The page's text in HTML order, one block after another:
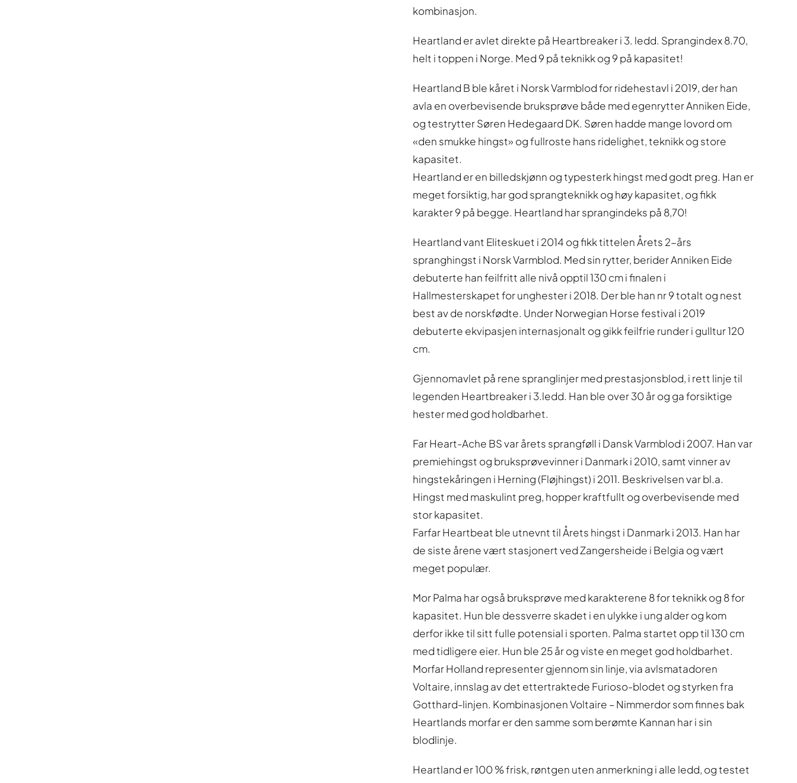
kombinasjon.
Heartland er avlet direkte på Heartbreaker i 3. ledd. Sprangindex 8.70,
helt i toppen i Norge. Med 9 på teknikk og 9 på kapasitet!
Heartland B ble kåret i Norsk Varmblod for ridehestavl i 2019, der han
avla en overbevisende bruksprøve både med egenrytter Anniken Eide,
og testrytter Søren Hedegaard DK. Søren hadde mange lovord om
«den smukke hingst» og fullroste hans ridelighet, teknikk og store
kapasitet.
Heartland er en billedskjønn og typesterk hingst med godt preg. Han er
meget forsiktig, har god sprangteknikk og høy kapasitet, og fikk
karakter 9 på begge. Heartland har sprangindeks på 8,70!
Heartland vant Eliteskuet i 2014 og fikk tittelen Årets 2-års
spranghingst i Norsk Varmblod. Med sin rytter, berider Anniken Eide
debuterte han feilfritt alle nivå opptil 130 cm i finalen i
Hallmesterskapet for unghester i 2018. Der ble han nr 9 totalt og nest
best av de norskfødte. Under Norwegian Horse festival i 2019
debuterte ekvipasjen internasjonalt og gikk feilfrie runder i gulltur 120
cm.
Gjennomavlet på rene spranglinjer med prestasjonsblod, i rett linje til
legenden Heartbreaker i 3.ledd. Han ble over 30 år og ga forsiktige
hester med god holdbarhet.
Far Heart-Ache BS var årets sprangføll i Dansk Varmblod i 2007. Han var
premiehingst og bruksprøvevinner i Danmark i 2010, samt vinner av
hingstekåringen i Herning (Fløjhingst) i 2011. Beskrivelsen var bl.a.
Hingst med maskulint preg, hopper kraftfullt og overbevisende med
stor kapasitet.
Farfar Heartbeat ble utnevnt til Årets hingst i Danmark i 2013. Han har
de siste årene vært stasjonert ved Zangersheide i Belgia og vært
meget populær.
Mor Palma har også bruksprøve med karakterene 8 for teknikk og 8 for
kapasitet. Hun ble dessverre skadet i en ulykke i ung alder og kom
derfor ikke til sitt fulle potensial i sporten. Palma startet opp til 130 cm
med tidligere eier. Hun ble 25 år og viste en meget god holdbarhet.
Morfar Holland representer gjennom sin linje, via avlsmatadoren
Voltaire, innslag av det ettertraktede Furioso-blodet og styrken fra
Gotthard-linjen. Kombinasjonen Voltaire – Nimmerdor som finnes bak
Heartlands morfar er den samme som berømte Kannan har i sin
blodlinje.
Heartland er 100 % frisk, røntgen uten anmerkning i alle ledd, og testet